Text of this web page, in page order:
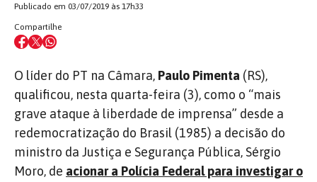
Publicado em 03/07/2019 às 17h33
Compartilhe
O líder do PT na Câmara, Paulo Pimenta (RS),
qualificou, nesta quarta-feira (3), como o “mais
grave ataque à liberdade de imprensa” desde a
redemocratização do Brasil (1985) a decisão do
ministro da Justiça e Segurança Pública, Sérgio
Moro, de acionar a Polícia Federal para investigar o